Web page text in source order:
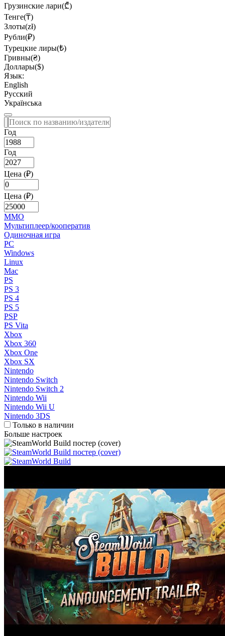
Грузинские лари(₾)
Тенге(₸)
Злоты(zł)
Рубли(₽)
Турецкие лиры(₺)
Гривны(₴)
Доллары($)
Язык:
English
Русский
Українська
Год
Год
Цена (₽)
Цена (₽)
MMO
Мультиплеер/кооператив
Одиночная игра
PC
Windows
Linux
Mac
PS
PS 3
PS 4
PS 5
PSP
PS Vita
Xbox
Xbox 360
Xbox One
Xbox SX
Nintendo
Nintendo Switch
Nintendo Switch 2
Nintendo Wii
Nintendo Wii U
Nintendo 3DS
Только в наличии
Больше настроек